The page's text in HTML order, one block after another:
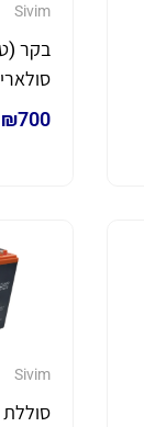
Sivim
סולארי 24V/12V
₪700
Sivim